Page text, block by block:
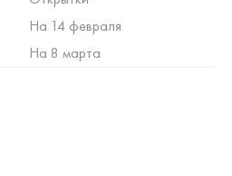
На 14 февраля
На 8 марта